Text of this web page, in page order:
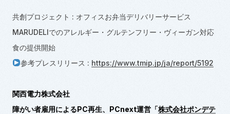
共創プロジェクト : オフィスお弁当デリバリーサービス
MARUDELIでのアレルギー・グルテンフリー・ヴィーガン対応
食の提供開始
参考プレスリリース : https://www.tmip.jp/ja/report/5192
関西電力株式会社
障がい者雇用によるPC再生、 PCnext運営「株式会社ポンデテ